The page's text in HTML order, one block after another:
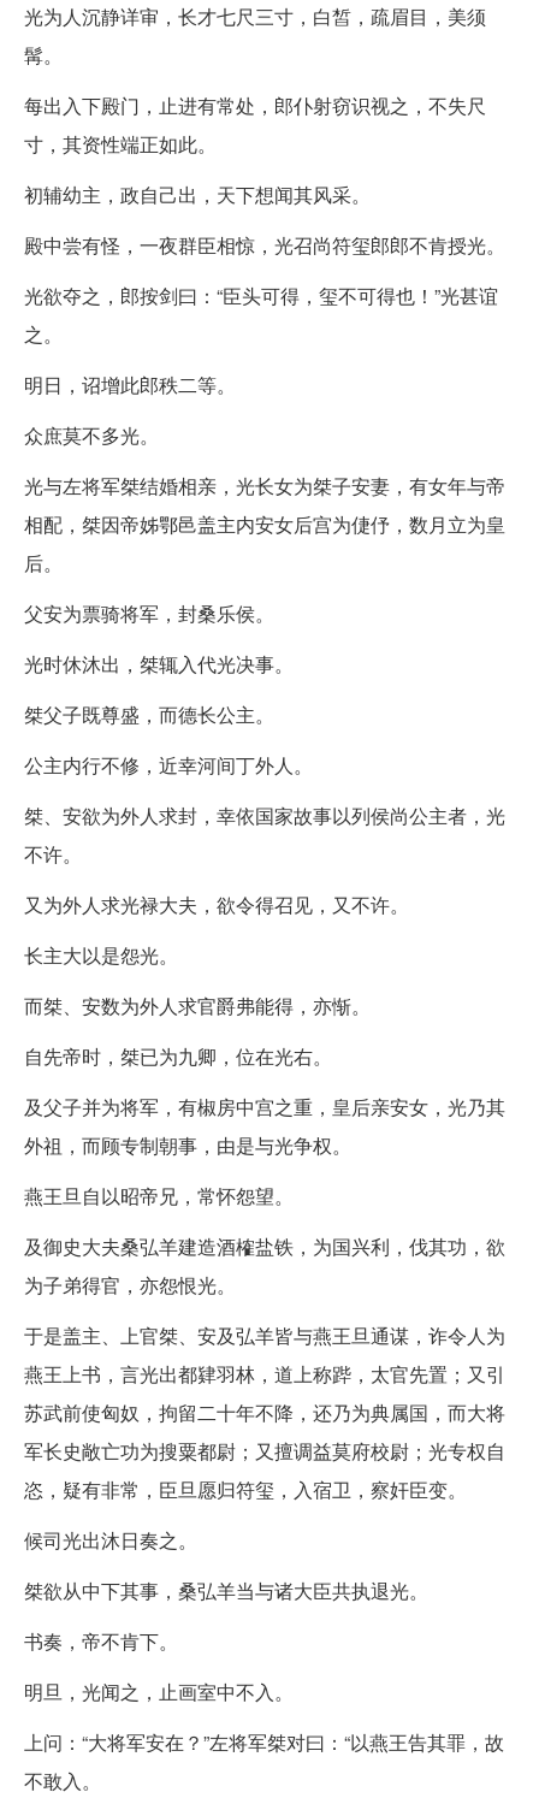
光为人沉静详审，长才七尺三寸，白皙，疏眉目，美须
髯。
每出入下殿门，止进有常处，郎仆射窃识视之，不失尺
寸，其资性端正如此。
初辅幼主，政自己出，天下想闻其风采。
殿中尝有怪，一夜群臣相惊，光召尚符玺郎郎不肯授光。
光欲夺之，郎按剑曰：“臣头可得，玺不可得也！”光甚谊
之。
明日，诏增此郎秩二等。
众庶莫不多光。
光与左将军桀结婚相亲，光长女为桀子安妻，有女年与帝
相配，桀因帝姊鄂邑盖主内安女后宫为倢伃，数月立为皇
后。
父安为票骑将军，封桑乐侯。
光时休沐出，桀辄入代光决事。
桀父子既尊盛，而德长公主。
公主内行不修，近幸河间丁外人。
桀、安欲为外人求封，幸依国家故事以列侯尚公主者，光
不许。
又为外人求光禄大夫，欲令得召见，又不许。
长主大以是怨光。
而桀、安数为外人求官爵弗能得，亦惭。
自先帝时，桀已为九卿，位在光右。
及父子并为将军，有椒房中宫之重，皇后亲安女，光乃其
外祖，而顾专制朝事，由是与光争权。
燕王旦自以昭帝兄，常怀怨望。
及御史大夫桑弘羊建造酒榷盐铁，为国兴利，伐其功，欲
为子弟得官，亦怨恨光。
于是盖主、上官桀、安及弘羊皆与燕王旦通谋，诈令人为
燕王上书，言光出都肄羽林，道上称跸，太官先置；又引
苏武前使匈奴，拘留二十年不降，还乃为典属国，而大将
军长史敞亡功为搜粟都尉；又擅调益莫府校尉；光专权自
恣，疑有非常，臣旦愿归符玺，入宿卫，察奸臣变。
候司光出沐日奏之。
桀欲从中下其事，桑弘羊当与诸大臣共执退光。
书奏，帝不肯下。
明旦，光闻之，止画室中不入。
上问：“大将军安在？”左将军桀对曰：“以燕王告其罪，故
不敢入。